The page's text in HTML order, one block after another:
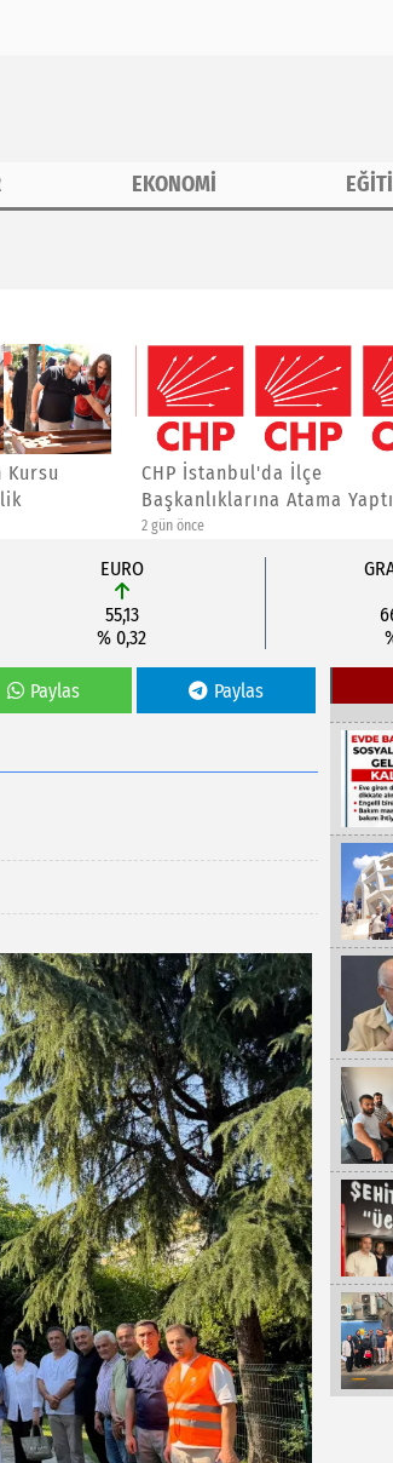
EKONOMİ
Kursu
CHP İstanbul'da İlçe
Başkanlıklarına Atama Yaptı
2 gün önce
EURO
55,13
% 0,32
Paylas Paylas